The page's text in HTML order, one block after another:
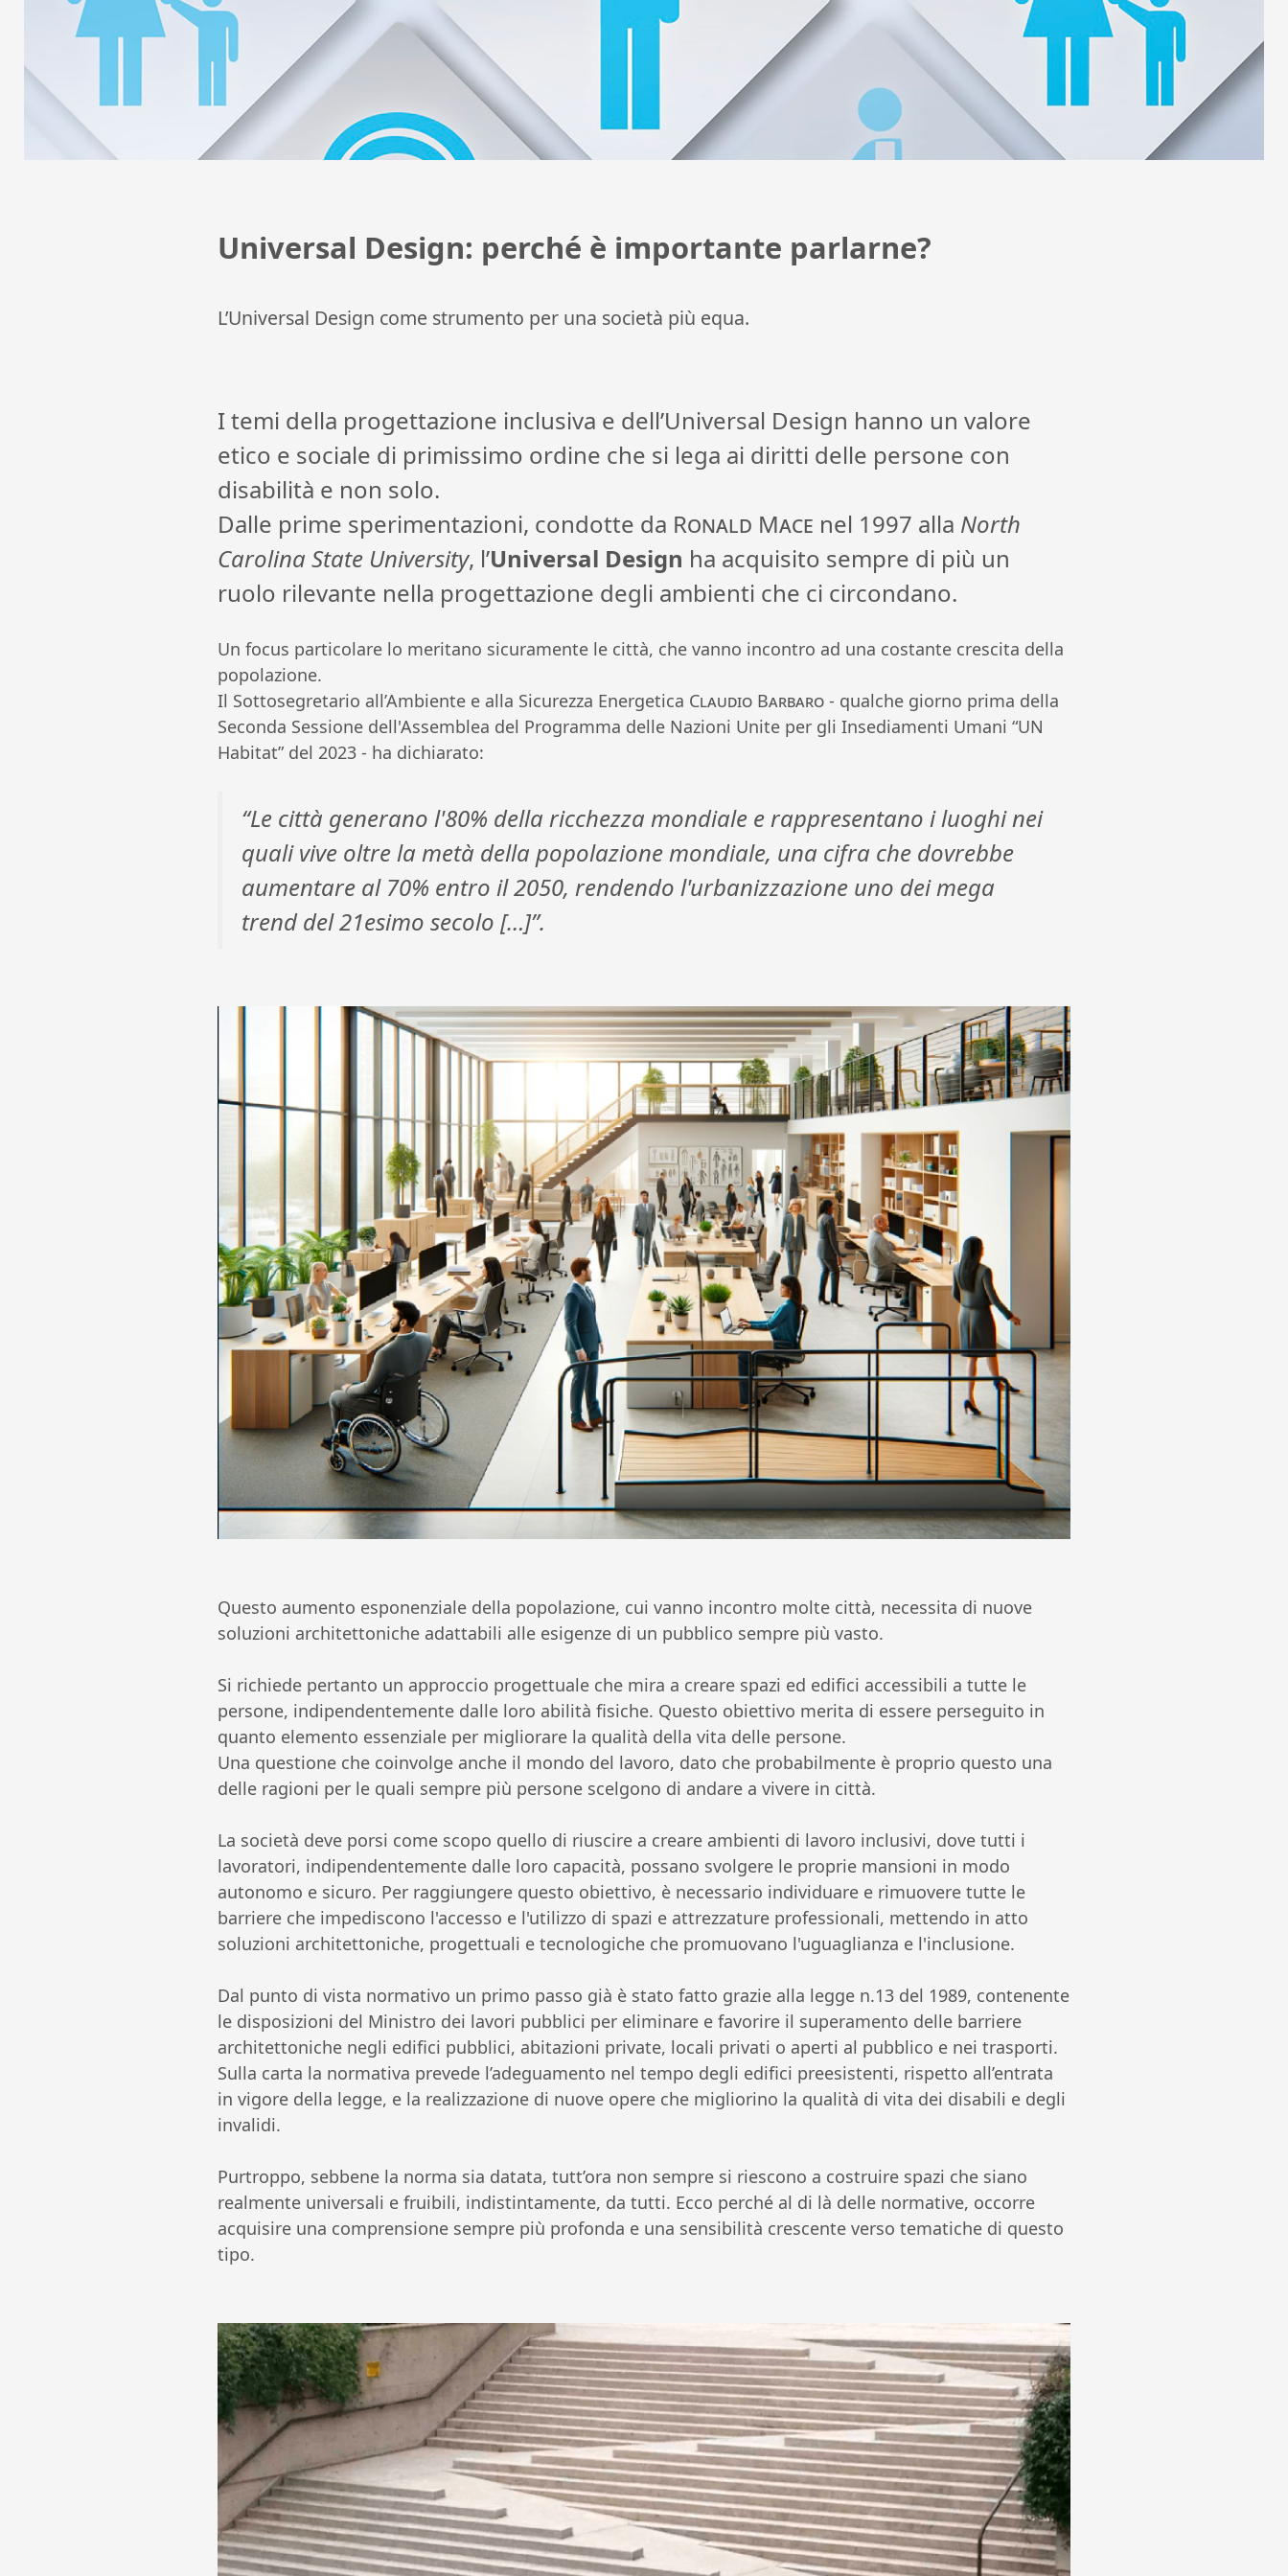
Universal Design: perché è importante parlarne?
L’Universal Design come strumento per una società più equa.
I temi della progettazione inclusiva e dell’Universal Design hanno un valore
etico e sociale di primissimo ordine che si lega ai diritti delle persone con
disabilità e non solo.
Dalle prime sperimentazioni, condotte da Ronald Mace nel 1997 alla North
Carolina State University, l’Universal Design ha acquisito sempre di più un
ruolo rilevante nella progettazione degli ambienti che ci circondano.
Un focus particolare lo meritano sicuramente le città, che vanno incontro ad una costante crescita della
popolazione.
Il Sottosegretario all’Ambiente e alla Sicurezza Energetica Claudio Barbaro - qualche giorno prima della
Seconda Sessione dell'Assemblea del Programma delle Nazioni Unite per gli Insediamenti Umani “UN
Habitat” del 2023 - ha dichiarato:
“Le città generano l'80% della ricchezza mondiale e rappresentano i luoghi nei
quali vive oltre la metà della popolazione mondiale, una cifra che dovrebbe
aumentare al 70% entro il 2050, rendendo l'urbanizzazione uno dei mega
trend del 21esimo secolo […]”.
Questo aumento esponenziale della popolazione, cui vanno incontro molte città, necessita di nuove
soluzioni architettoniche adattabili alle esigenze di un pubblico sempre più vasto.
Si richiede pertanto un approccio progettuale che mira a creare spazi ed edifici accessibili a tutte le
persone, indipendentemente dalle loro abilità fisiche. Questo obiettivo merita di essere perseguito in
quanto elemento essenziale per migliorare la qualità della vita delle persone.
Una questione che coinvolge anche il mondo del lavoro, dato che probabilmente è proprio questo una
delle ragioni per le quali sempre più persone scelgono di andare a vivere in città.
La società deve porsi come scopo quello di riuscire a creare ambienti di lavoro inclusivi, dove tutti i
lavoratori, indipendentemente dalle loro capacità, possano svolgere le proprie mansioni in modo
autonomo e sicuro. Per raggiungere questo obiettivo, è necessario individuare e rimuovere tutte le
barriere che impediscono l'accesso e l'utilizzo di spazi e attrezzature professionali, mettendo in atto
soluzioni architettoniche, progettuali e tecnologiche che promuovano l'uguaglianza e l'inclusione.
Dal punto di vista normativo un primo passo già è stato fatto grazie alla legge n.13 del 1989, contenente
le disposizioni del Ministro dei lavori pubblici per eliminare e favorire il superamento delle barriere
architettoniche negli edifici pubblici, abitazioni private, locali privati o aperti al pubblico e nei trasporti.
Sulla carta la normativa prevede l’adeguamento nel tempo degli edifici preesistenti, rispetto all’entrata
in vigore della legge, e la realizzazione di nuove opere che migliorino la qualità di vita dei disabili e degli
invalidi.
Purtroppo, sebbene la norma sia datata, tutt’ora non sempre si riescono a costruire spazi che siano
realmente universali e fruibili, indistintamente, da tutti. Ecco perché al di là delle normative, occorre
acquisire una comprensione sempre più profonda e una sensibilità crescente verso tematiche di questo
tipo.